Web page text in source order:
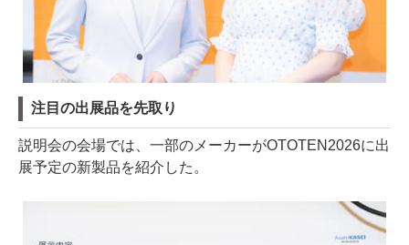
注目の出展品を先取り
説明会の会場では、一部のメーカーがOTOTEN2026に出
展予定の新製品を紹介した。